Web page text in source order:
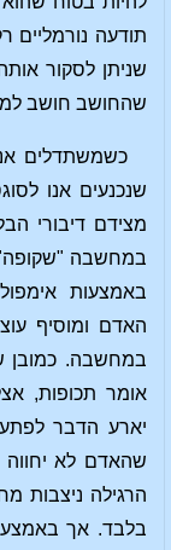
תודעה
שניתן לסקור
שהחושב חושב
כשמשתדלים
שנכנעים אנו
מצידם דיבורי
במחשבה "שקופה"
באמצעות
האדם ומוסיף
במחשבה. כמובן
אומר תכופות,
יארע הדבר
שהאדם לא
הרגילה ניצבות
בלבד. אך